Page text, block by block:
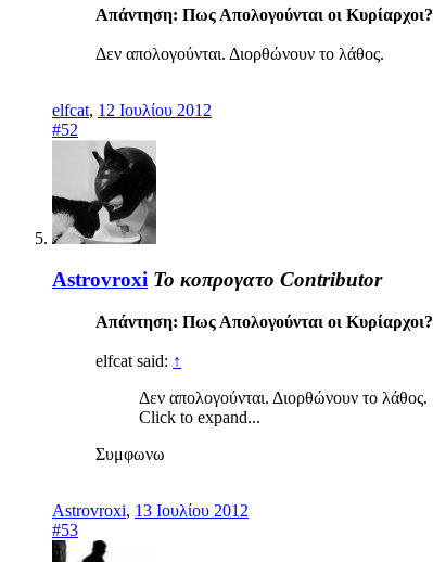
Απάντηση: Πως Απολογούνται οι Κυρίαρχοι?
Δεν απολογούνται. Διορθώνουν το λάθος.
elfcat, 12 Ιουλίου 2012
#52
Astrovroxi Το κοπρογατο Contributor
Απάντηση: Πως Απολογούνται οι Κυρίαρχοι?
elfcat said: ↑
Δεν απολογούνται. Διορθώνουν το λάθος.
Click to expand...
Συμφωνω
Astrovroxi, 13 Ιουλίου 2012
#53